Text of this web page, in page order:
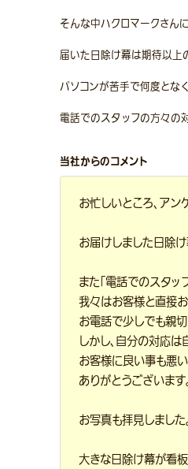
そんな中ハクロマークさん
届いた日除け幕は期待以上
パソコンが苦手で何度とな
電話でのスタッフの方々の
当社からのコメント
お忙しいところ、アン
お届けしました日除け
また「電話でのスタ
我々はお客様と直接
お電話で少しでも親
しかし、自分の対応
お客様に良い事も悪
ありがとうございます
お写真も拝見しました
大きな日除け幕が看